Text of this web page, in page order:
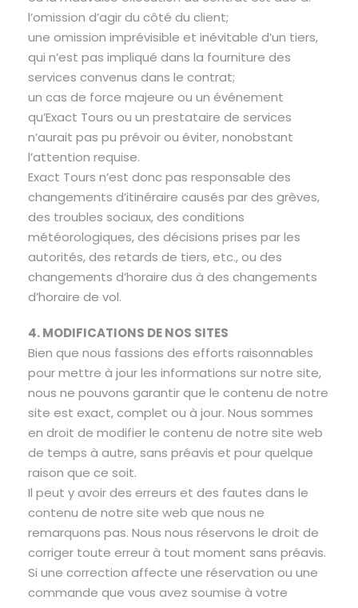
l’omission d’agir du côté du client;
une omission imprévisible et inévitable d’un tiers,
qui n’est pas impliqué dans la fourniture des
services convenus dans le contrat;
un cas de force majeure ou un événement
qu’Exact Tours ou un prestataire de services
n’aurait pas pu prévoir ou éviter, nonobstant
l’attention requise.
Exact Tours n’est donc pas responsable des
changements d’itinéraire causés par des grèves,
des troubles sociaux, des conditions
météorologiques, des décisions prises par les
autorités, des retards de tiers, etc., ou des
changements d’horaire dus à des changements
d’horaire de vol.
4. MODIFICATIONS DE NOS SITES
Bien que nous fassions des efforts raisonnables
pour mettre à jour les informations sur notre site,
nous ne pouvons garantir que le contenu de notre
site est exact, complet ou à jour. Nous sommes
en droit de modifier le contenu de notre site web
de temps à autre, sans préavis et pour quelque
raison que ce soit.
Il peut y avoir des erreurs et des fautes dans le
contenu de notre site web que nous ne
remarquons pas. Nous nous réservons le droit de
corriger toute erreur à tout moment sans préavis.
Si une correction affecte une réservation ou une
commande que vous avez soumise à votre